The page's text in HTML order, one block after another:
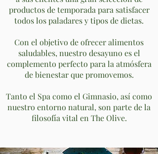
productos de temporada para satisfacer
todos los paladares y tipos de dietas.
Con el objetivo de ofrecer alimentos
saludables, nuestro desayuno es el
complemento perfecto para la atmósfera
de bienestar que promovemos.
Tanto el Spa como el Gimnasio, así como
nuestro entorno natural, son parte de la
filosofía vital en The Olive.